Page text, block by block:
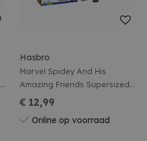
Hasbro
Marvel Spidey And His
Amazing Friends Supersized
Actiefiguur Miles Morales
€ 12,99
Online op voorraad